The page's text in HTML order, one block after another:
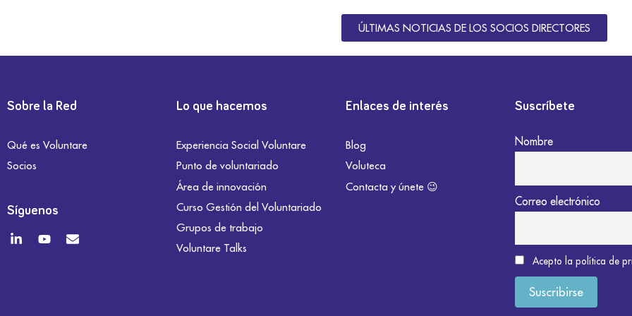
ÚLTIMAS NOTICIAS DE LOS SOCIOS DIRECTORES
Sobre la Red
Qué es Voluntare
Socios
Síguenos
Lo que hacemos
Experiencia Social Voluntare
Punto de voluntariado
Área de innovación
Curso Gestión del Voluntariado
Grupos de trabajo
Voluntare Talks
Enlaces de interés
Blog
Voluteca
Contacta y únete 😉
Suscríbete
Nombre
Correo electrónico
Acepto la política de